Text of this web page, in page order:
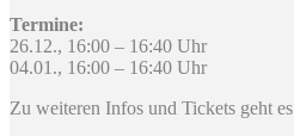
Termine:
26.12., 16:00 – 16:40 Uhr
04.01., 16:00 – 16:40 Uhr
Zu weiteren Infos und Tickets geht es